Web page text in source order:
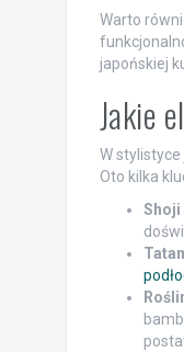
Warto
japońskiej
Jakie
W
Oto kilka
Shoji